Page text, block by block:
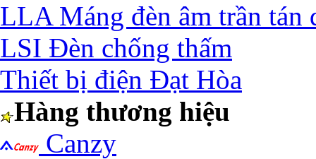
LLA Máng đèn âm trần tán
LSI Đèn chống thấm
Thiết bị điện Đạt Hòa
Hàng thương hiệu
Canzy